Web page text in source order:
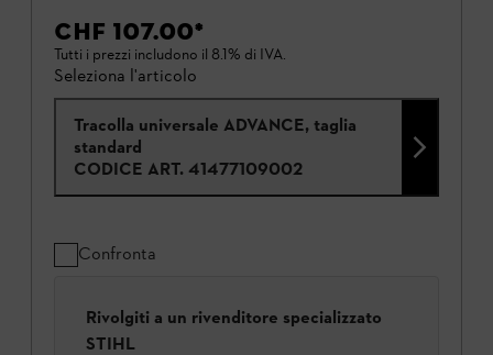
CHF 107.00*
Tutti i prezzi includono il 8.1% di IVA.
Seleziona l'articolo
Tracolla universale ADVANCE, taglia
standard
CODICE ART. 41477109002
Confronta
Rivolgiti a un rivenditore specializzato
STIHL